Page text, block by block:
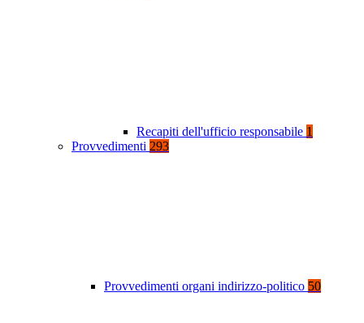
Recapiti dell'ufficio responsabile 1
Provvedimenti 293
Provvedimenti organi indirizzo-politico 50